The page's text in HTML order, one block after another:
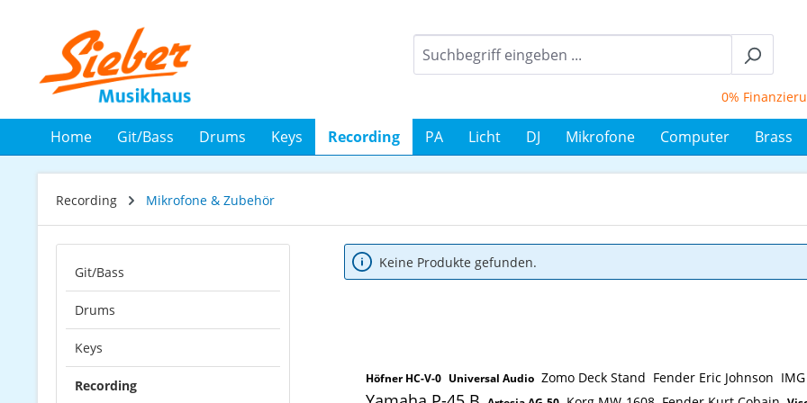
0% Finanzierung
Home Git/Bass Drums Keys Recording PA Licht DJ Mikrofone Computer Brass
Recording Mikrofone & Zubehör
Git/Bass
Drums
Keys
Recording
Keine Produkte gefunden.
Höfner HC-V-0 Universal Audio Zomo Deck Stand Fender Eric Johnson